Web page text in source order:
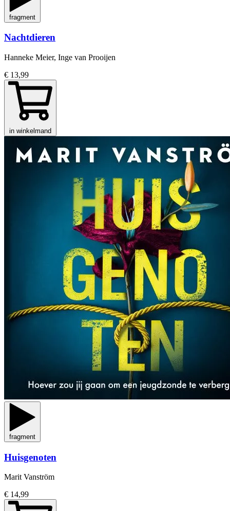
fragment
Nachtdieren
Hanneke Meier, Inge van Prooijen
€ 13,99
in winkelmand
fragment
Huisgenoten
Marit Vanström
€ 14,99